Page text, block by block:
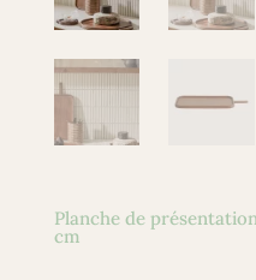
Planche de
cm